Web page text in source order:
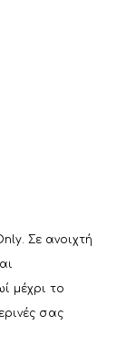
Σε ανοιχτή
μέχρι το
σας